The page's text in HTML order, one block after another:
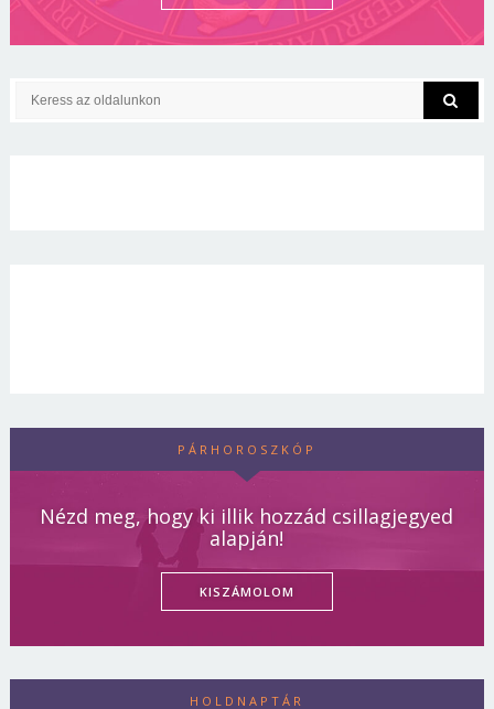
PÁRHOROSZKÓP
Nézd meg, hogy ki illik hozzád csillagjegyed
alapján!
KISZÁMOLOM
HOLDNAPTÁR